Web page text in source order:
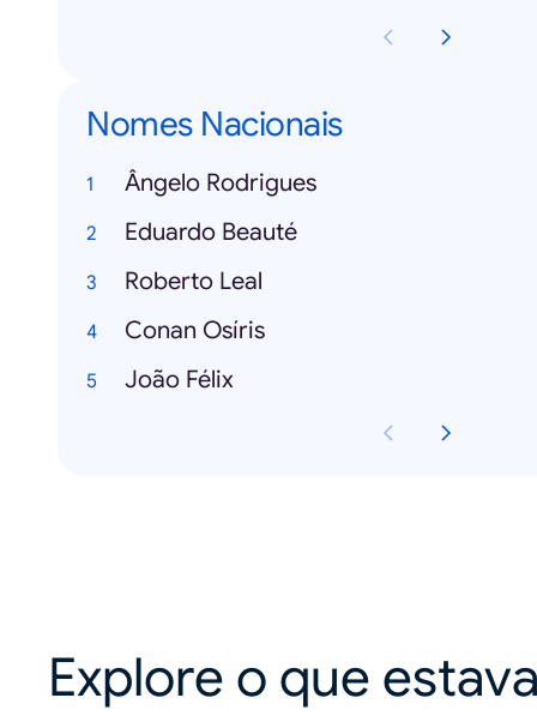
Nomes Nacionais
Ângelo Rodrigues
Eduardo Beauté
Roberto Leal
Conan Osíris
João Félix
Explore o que